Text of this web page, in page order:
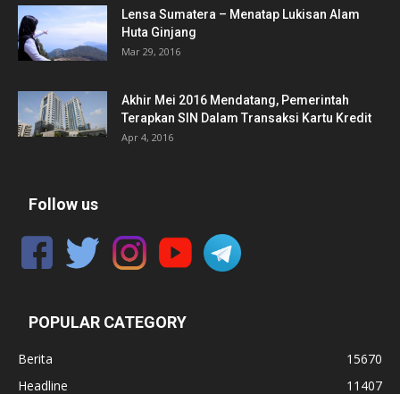
Lensa Sumatera – Menatap Lukisan Alam
Huta Ginjang
Mar 29, 2016
Akhir Mei 2016 Mendatang, Pemerintah
Terapkan SIN Dalam Transaksi Kartu Kredit
Apr 4, 2016
Follow us
POPULAR CATEGORY
Berita
15670
Headline
11407